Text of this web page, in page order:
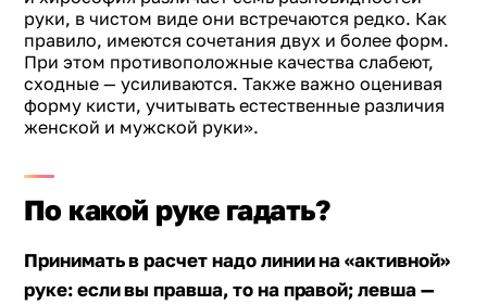
руки, в чистом виде они встречаются редко. Как
правило, имеются сочетания двух и более форм.
При этом противоположные качества слабеют,
сходные — усиливаются. Также важно оценивая
форму кисти, учитывать естественные различия
женской и мужской руки».
По какой руке гадать?
Принимать в расчет надо линии на «активной»
руке: если вы правша, то на правой; левша —